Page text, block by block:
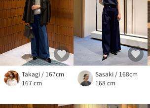
Takagi / 167cm
167 cm
Sasaki / 168cm
168 cm